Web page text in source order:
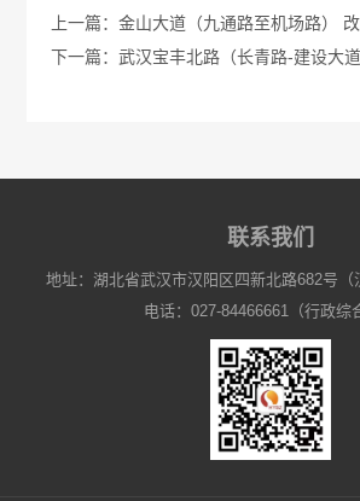
下一篇：武汉宝丰北路（长青路-建设大
联系我们
地址：湖北省武汉市汉阳区四新北路682号（
电话：027-84466661（行政综